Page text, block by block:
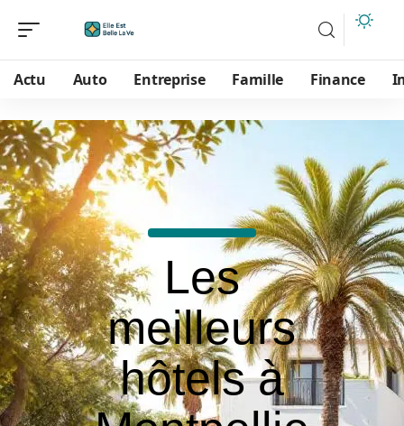
Actu Auto Entreprise Famille Finance
Les
meilleurs
hôtels à